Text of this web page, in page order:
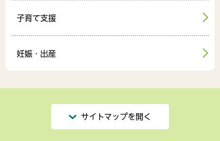
子育て支援
妊娠・出産
サイトマップを開く